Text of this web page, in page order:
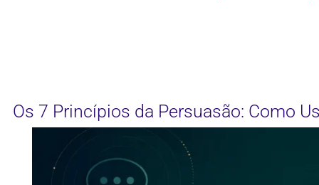
Os 7 Princípios da Persuasão: Como